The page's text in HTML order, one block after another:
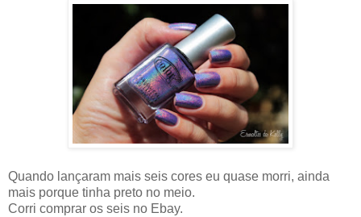
Quando lançaram mais seis cores eu quase morri, ainda
mais porque tinha preto no meio.
Corri comprar os seis no Ebay.